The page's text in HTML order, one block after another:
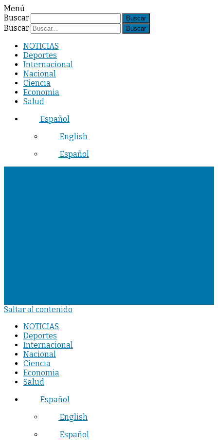
Menú
Buscar
Buscar
NOTICIAS
Deportes
Internacional
Nacional
Ciencia
Economia
Salud
Español
English
Español
Saltar al contenido
NOTICIAS
Deportes
Internacional
Nacional
Ciencia
Economia
Salud
Español
English
Español